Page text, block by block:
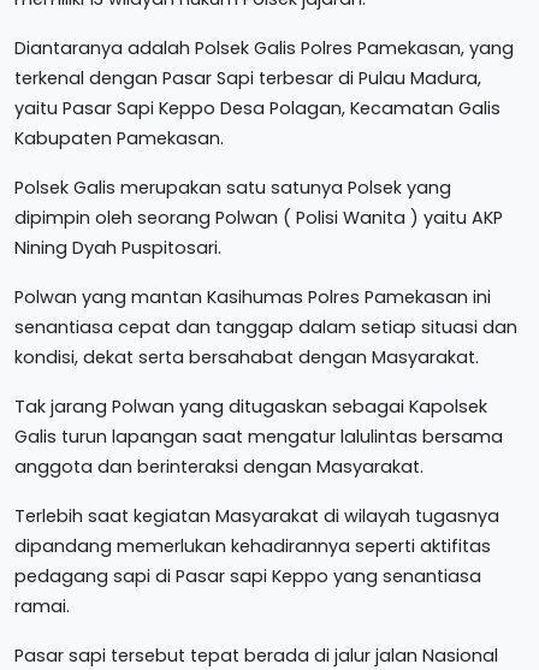
Diantaranya adalah Polsek Galis Polres Pamekasan, yang
terkenal dengan Pasar Sapi terbesar di Pulau Madura,
yaitu Pasar Sapi Keppo Desa Polagan, Kecamatan Galis
Kabupaten Pamekasan.
Polsek Galis merupakan satu satunya Polsek yang
dipimpin oleh seorang Polwan ( Polisi Wanita ) yaitu AKP
Nining Dyah Puspitosari.
Polwan yang mantan Kasihumas Polres Pamekasan ini
senantiasa cepat dan tanggap dalam setiap situasi dan
kondisi, dekat serta bersahabat dengan Masyarakat.
Tak jarang Polwan yang ditugaskan sebagai Kapolsek
Galis turun lapangan saat mengatur lalulintas bersama
anggota dan berinteraksi dengan Masyarakat.
Terlebih saat kegiatan Masyarakat di wilayah tugasnya
dipandang memerlukan kehadirannya seperti aktifitas
pedagang sapi di Pasar sapi Keppo yang senantiasa
ramai.
Pasar sapi tersebut tepat berada di jalur jalan Nasional